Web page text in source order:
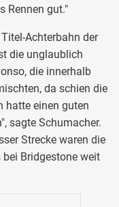
Rennen gut."
Achterbahn der
die unglaublich
die innerhalb
da schien die
hatte einen guten
sagte Schumacher.
Strecke waren die
Bridgestone weit